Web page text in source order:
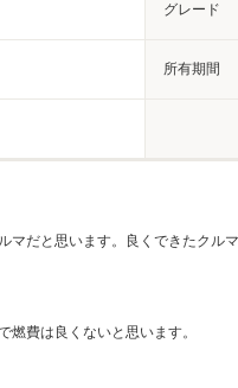
グレード
所有期間
だと思います。良くできたクルマ
燃費は良くないと思います。